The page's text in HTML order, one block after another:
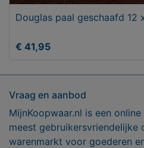
Douglas paal geschaafd 12
€ 41,95
Vraag en aanbod
MijnKoopwaar.nl is een
meest gebruikersvriendelijke
warenmarkt voor goederen